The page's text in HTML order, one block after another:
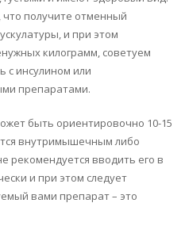
получите отменный
и при этом
килограмм, советуем
с инсулином или
препаратами.
быть ориентировочно 10-15
внутримышечным либо
рекомендуется вводить его в
и при этом следует
вами препарат – это